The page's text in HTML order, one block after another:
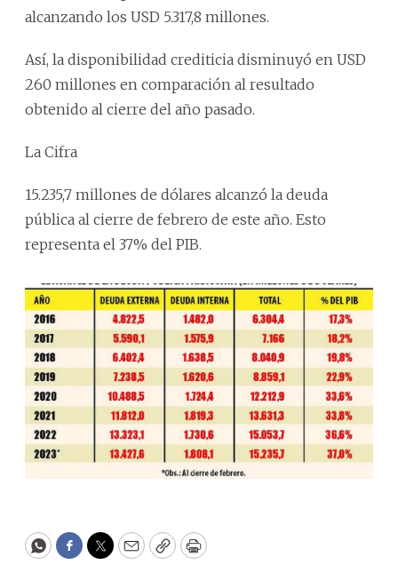
alcanzando los USD 5.317,8 millones.
Así, la disponibilidad crediticia disminuyó en USD
260 millones en comparación al resultado
obtenido al cierre del año pasado.
La Cifra
15.235,7 millones de dólares alcanzó la deuda
pública al cierre de febrero de este año. Esto
representa el 37% del PIB.
WhatsApp
Facebook
Twitter
EmailCopyPrint